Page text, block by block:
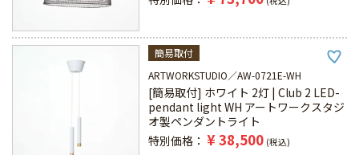
簡易取付
ARTWORKSTUDIO
AW-0721E-WH
[簡易取付] ホワイト 2灯 | Club 2 LED-
pendant light WH アートワークスタジ
オ製ペンダントライト
特別価格
¥38,500 税込